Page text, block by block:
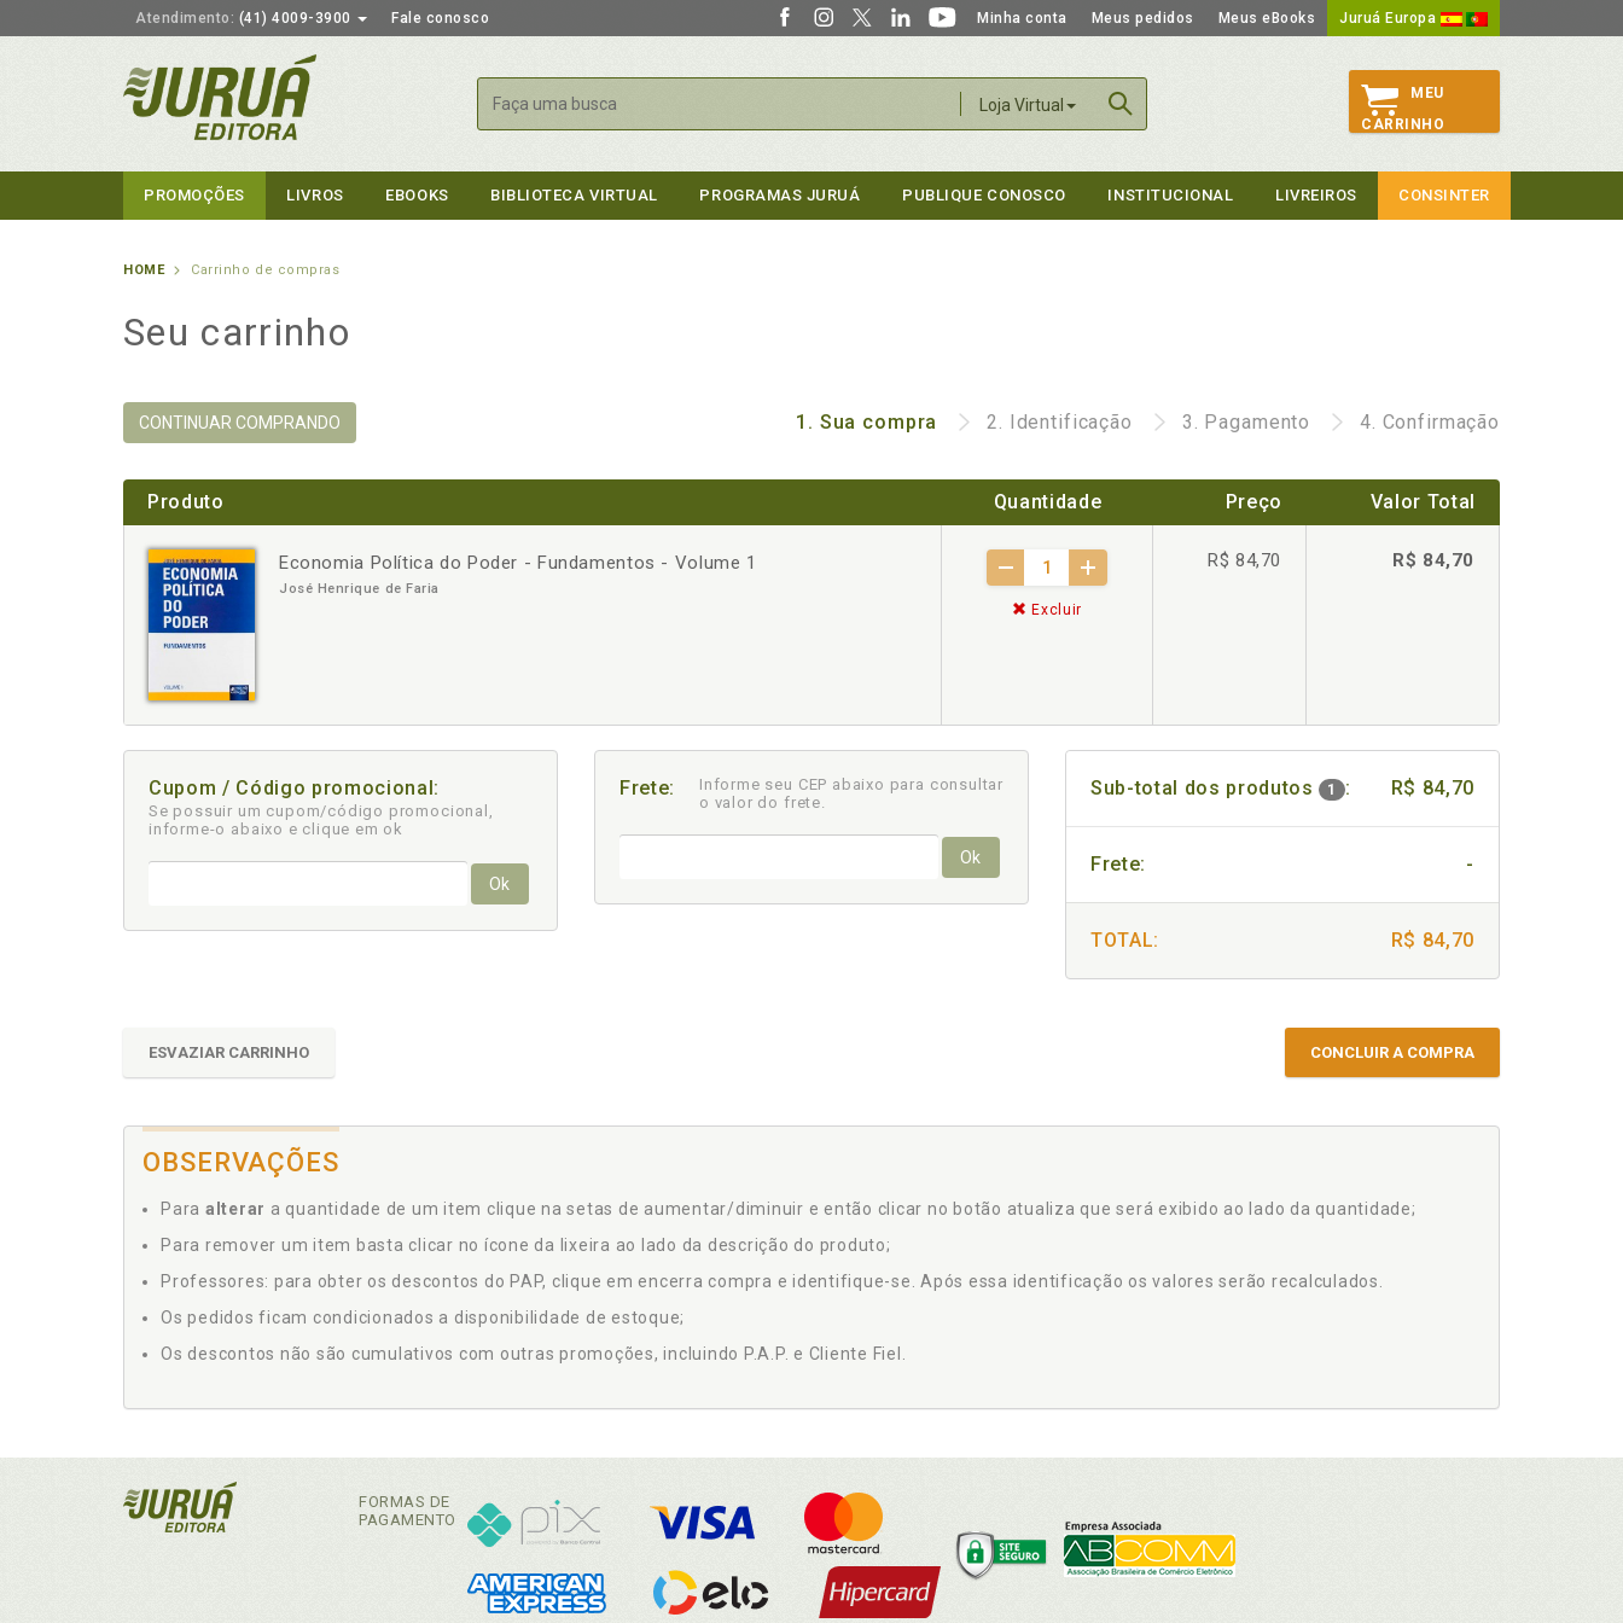
Atendimento: (41) 4009-3900 Fale conosco Minha conta Meus pedidos Meus eBooks Juruá Europa
Loja Virtual
Buscar
MEU
CARRINHO
PROMOÇÕES LIVROS EBOOKS BIBLIOTECA VIRTUAL PROGRAMAS JURUÁ PUBLIQUE CONOSCO INSTITUCIONAL LIVREIROS CONSINTER
HOME Carrinho de compras
Seu carrinho
CONTINUAR COMPRANDO 1. Sua compra 2. Identificação 3. Pagamento 4. Confirmação
Produto Quantidade Preço Valor Total
Economia Política do Poder - Fundamentos - Volume 1
José Henrique de Faria
- +
Excluir
R$ 84,70 R$ 84,70
Cupom / Código promocional:
Se possuir um cupom/código promocional,
informe-o abaixo e clique em ok
Ok
Frete:
Informe seu CEP abaixo para consultar
o valor do frete.
Ok
Sub-total dos produtos 1 : R$ 84,70
Frete: -
TOTAL: R$ 84,70
ESVAZIAR CARRINHO CONCLUIR A COMPRA
OBSERVAÇÕES
Para alterar a quantidade de um item clique na setas de aumentar/diminuir e então clicar no botão atualiza que será exibido ao lado da quantidade;
Para remover um item basta clicar no ícone da lixeira ao lado da descrição do produto;
Professores: para obter os descontos do PAP, clique em encerra compra e identifique-se. Após essa identificação os valores serão recalculados.
Os pedidos ficam condicionados a disponibilidade de estoque;
Os descontos não são cumulativos com outras promoções, incluindo P.A.P. e Cliente Fiel.
FORMAS DE
PAGAMENTO